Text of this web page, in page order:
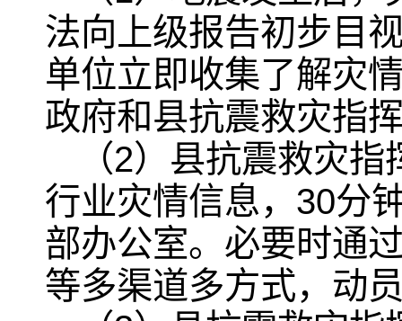
法向上级报告初步目
单位立即收集了解灾
政府和县抗震救灾指
（2）县抗震救灾
行业灾情信息，30分
部办公室。必要时通
等多渠道多方式，动